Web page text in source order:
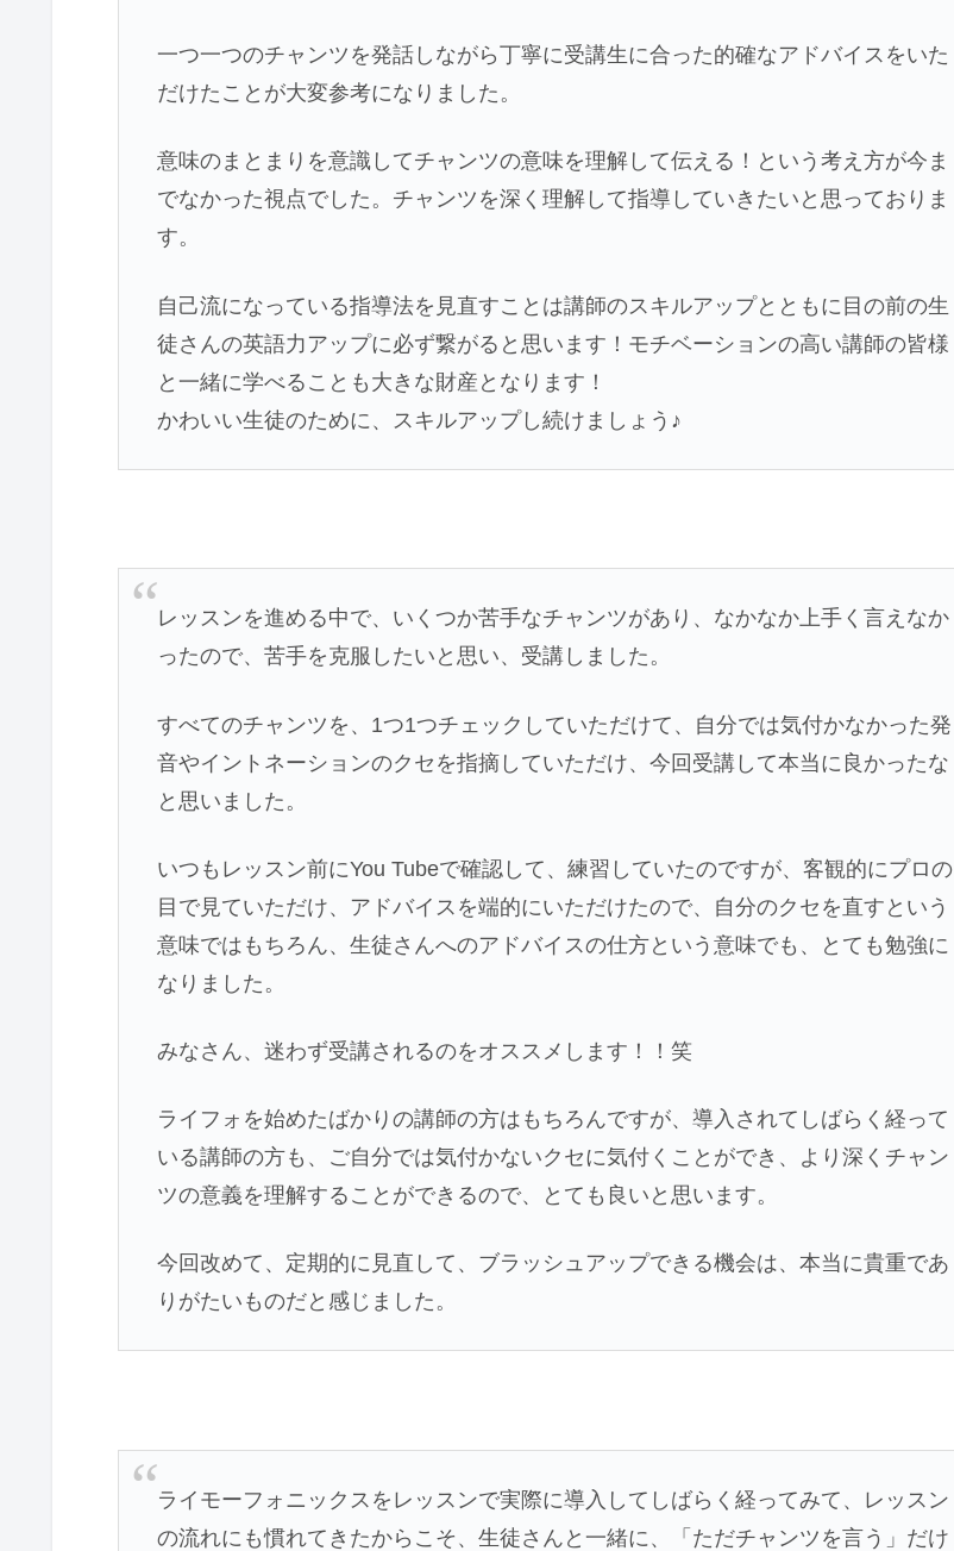
一つ一つのチャンツを発話しながら丁寧に受講生に合った的確なアドバイスをいた
だけたことが大変参考になりました。
意味のまとまりを意識してチャンツの意味を理解して伝える！という考え方が今ま
でなかった視点でした。チャンツを深く理解して指導していきたいと思っておりま
す。
自己流になっている指導法を見直すことは講師のスキルアップとともに目の前の生
徒さんの英語力アップに必ず繋がると思います！モチベーションの高い講師の皆様
と一緒に学べることも大きな財産となります！
かわいい生徒のために、スキルアップし続けましょう♪
レッスンを進める中で、いくつか苦手なチャンツがあり、なかなか上手く言えなか
ったので、苦手を克服したいと思い、受講しました。
すべてのチャンツを、1つ1つチェックしていただけて、自分では気付かなかった発
音やイントネーションのクセを指摘していただけ、今回受講して本当に良かったな
と思いました。
いつもレッスン前にYou Tubeで確認して、練習していたのですが、客観的にプロの
目で見ていただけ、アドバイスを端的にいただけたので、自分のクセを直すという
意味ではもちろん、生徒さんへのアドバイスの仕方という意味でも、とても勉強に
なりました。
みなさん、迷わず受講されるのをオススメします！！笑
ライフォを始めたばかりの講師の方はもちろんですが、導入されてしばらく経って
いる講師の方も、ご自分では気付かないクセに気付くことができ、より深くチャン
ツの意義を理解することができるので、とても良いと思います。
今回改めて、定期的に見直して、ブラッシュアップできる機会は、本当に貴重であ
りがたいものだと感じました。
ライモーフォニックスをレッスンで実際に導入してしばらく経ってみて、レッスン
の流れにも慣れてきたからこそ、生徒さんと一緒に、「ただチャンツを言う」だけ